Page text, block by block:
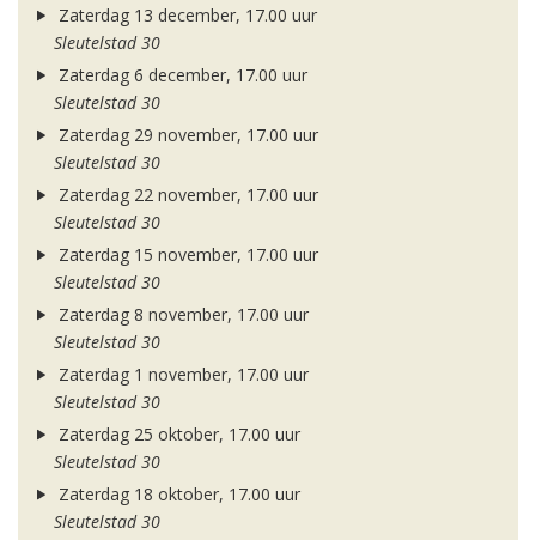
Zaterdag 13 december, 17.00 uur
Sleutelstad 30
Zaterdag 6 december, 17.00 uur
Sleutelstad 30
Zaterdag 29 november, 17.00 uur
Sleutelstad 30
Zaterdag 22 november, 17.00 uur
Sleutelstad 30
Zaterdag 15 november, 17.00 uur
Sleutelstad 30
Zaterdag 8 november, 17.00 uur
Sleutelstad 30
Zaterdag 1 november, 17.00 uur
Sleutelstad 30
Zaterdag 25 oktober, 17.00 uur
Sleutelstad 30
Zaterdag 18 oktober, 17.00 uur
Sleutelstad 30